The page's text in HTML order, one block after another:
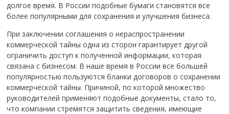
долгое время. В России подобные бумаги становятся все
более популярными для сохранения и улучшения бизнеса.
При заключении соглашения о нераспространении
коммерческой тайны одна из сторон гарантирует другой
ограничить доступ к полученной информации, которая
связана с бизнесом. В наше время в России все большей
популярностью пользуются бланки договоров о сохранении
коммерческой тайны. Причиной, по которой множество
руководителей применяют подобные документы, стало то,
что компании стремятся защитить сведения, имеющие